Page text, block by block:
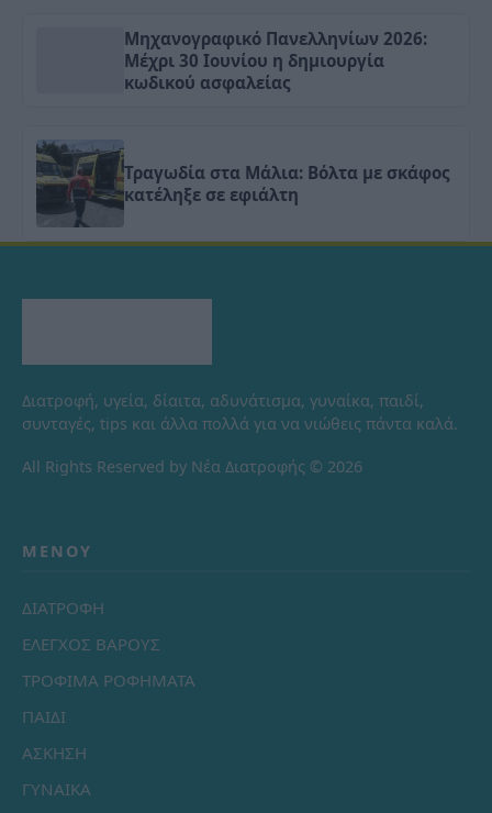
Μηχανογραφικό Πανελληνίων 2026:
Μέχρι 30 Ιουνίου η δημιουργία
κωδικού ασφαλείας
Τραγωδία στα Μάλια: Βόλτα με σκάφος
κατέληξε σε εφιάλτη
Διατροφή, υγεία, δίαιτα, αδυνάτισμα, γυναίκα, παιδί,
συνταγές, tips και άλλα πολλά για να νιώθεις πάντα καλά.
All Rights Reserved by Νέα Διατροφής © 2026
ΜΕΝΟΎ
ΔΙΑΤΡΟΦΗ
ΕΛΕΓΧΟΣ ΒΑΡΟΥΣ
ΤΡΟΦΙΜΑ ΡΟΦΗΜΑΤΑ
ΠΑΙΔΙ
ΑΣΚΗΣΗ
ΓΥΝΑΙΚΑ